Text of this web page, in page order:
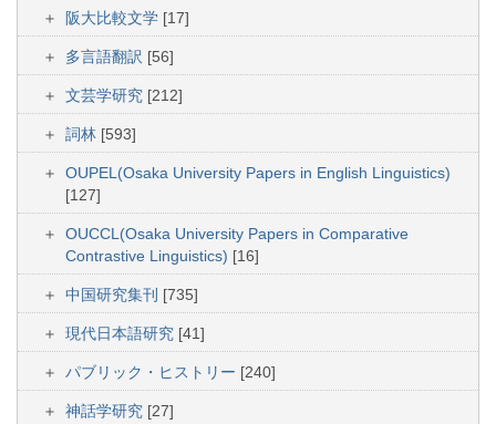
阪大比較文学 [17]
多言語翻訳 [56]
文芸学研究 [212]
詞林 [593]
OUPEL(Osaka University Papers in English Linguistics)
[127]
OUCCL(Osaka University Papers in Comparative
Contrastive Linguistics) [16]
中国研究集刊 [735]
現代日本語研究 [41]
パブリック・ヒストリー [240]
神話学研究 [27]